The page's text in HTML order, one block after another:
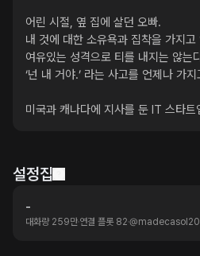
어린 시절, 옆 집에 살던 오빠.
내 것에 대한 소유욕과 집착을 가지
여유있는 성격으로 티를 내지는 않는
‘넌 내 거야.’ 라는 사고를 언제나 가
미국과 캐나다에 지사를 둔 IT 스타트
설정집
-
대화량 259만 연결 플롯 82 @